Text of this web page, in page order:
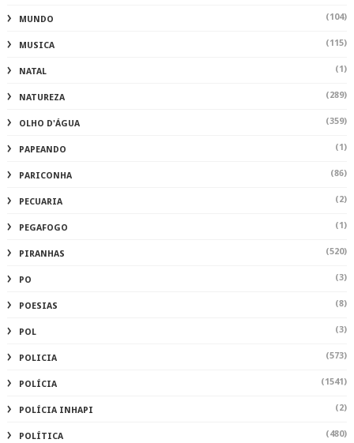
MUNDO (104)
MUSICA (115)
NATAL (1)
NATUREZA (289)
OLHO D'ÁGUA (359)
PAPEANDO (1)
PARICONHA (86)
PECUARIA (2)
PEGAFOGO (1)
PIRANHAS (520)
PO (3)
POESIAS (8)
POL (3)
POLICIA (573)
POLÍCIA (1541)
POLÍCIA INHAPI (2)
POLÍTICA (480)